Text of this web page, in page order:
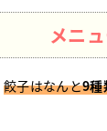
メニ
餃子はなんと9種